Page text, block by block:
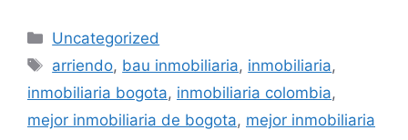
Categorías
Uncategorized
Etiquetas
arriendo, bau inmobiliaria, inmobiliaria,
inmobiliaria bogota, inmobiliaria colombia,
mejor inmobiliaria de bogota, mejor inmobiliaria